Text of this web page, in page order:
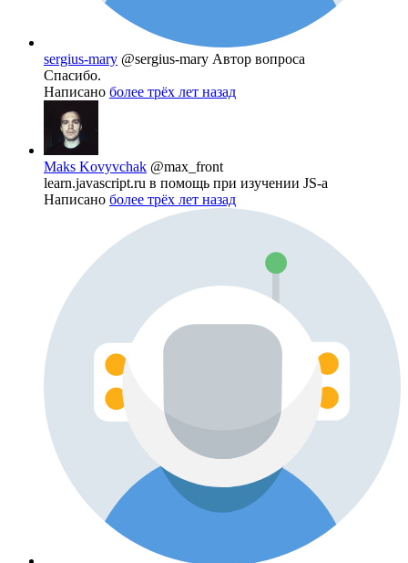
sergius-mary @sergius-mary Автор вопроса
Спасибо.
Написано более трёх лет назад
Maks Kovyvchak @max_front
learn.javascript.ru в помощь при изучении JS-а
Написано более трёх лет назад